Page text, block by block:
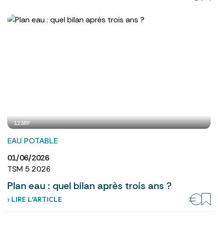
123RF
EAU POTABLE
01/06/2026
TSM 5 2026
Plan eau : quel bilan après trois ans ?
› LIRE L’ARTICLE